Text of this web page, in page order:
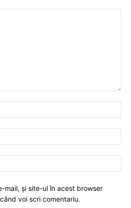
mail, şi site-ul în acest browser
voi scri comentariu.